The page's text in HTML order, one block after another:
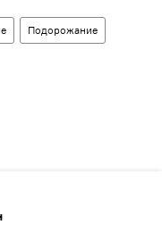
Подорожание